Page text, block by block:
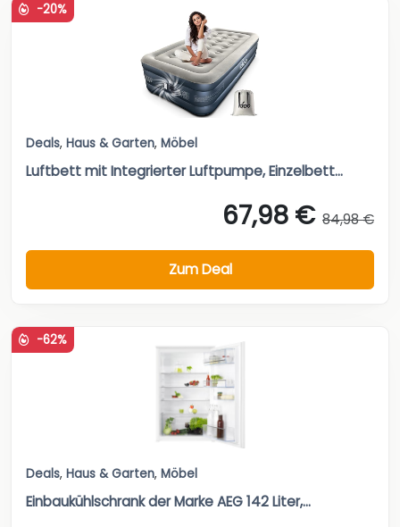
-20%
Deals, Haus & Garten, Möbel
Luftbett mit Integrierter Luftpumpe, Einzelbett...
67,98 € 84,98 €
Zum Deal
-62%
Deals, Haus & Garten, Möbel
Einbaukühlschrank der Marke AEG 142 Liter,...